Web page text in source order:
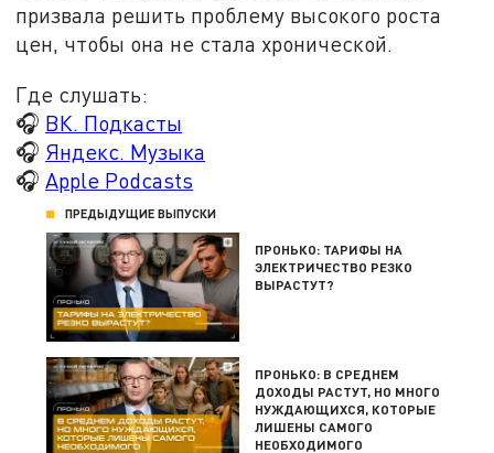
призвала решить проблему высокого роста
цен, чтобы она не стала хронической.
Где слушать:
🎧 ВК. Подкасты
🎧 Яндекс. Музыка
🎧 Apple Podcasts
ПРЕДЫДУЩИЕ ВЫПУСКИ
ПРОНЬКО: ТАРИФЫ НА
ЭЛЕКТРИЧЕСТВО РЕЗКО
ВЫРАСТУТ?
ПРОНЬКО: В СРЕДНЕМ
ДОХОДЫ РАСТУТ, НО МНОГО
НУЖДАЮЩИХСЯ, КОТОРЫЕ
ЛИШЕНЫ САМОГО
НЕОБХОДИМОГО